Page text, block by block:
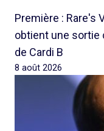
Première : Rare's
obtient une sortie
de Cardi B
8 août 2026